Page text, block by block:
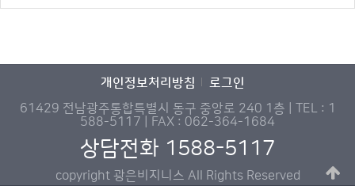
개인정보처리방침
로그인
61429 전남광주통합특별시 동구 중앙로 240 1층 | TEL : 1
588-5117 | FAX : 062-364-1684
상담전화 1588-5117
copyright 광은비지니스 All Rights Reserved